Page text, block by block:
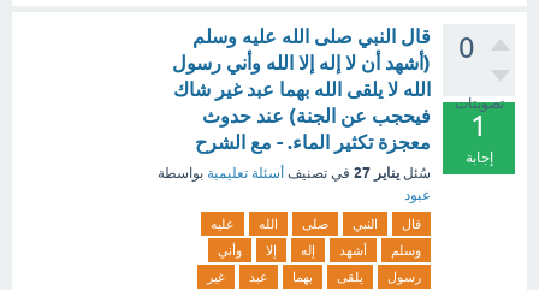
0
تصويتات
1
إجابة
قال النبي صلى الله عليه وسلم
(أشهد أن لا إله إلا الله وأني رسول
الله لا يلقى الله بهما عبد غير شاك
فيحجب عن الجنة) عند حدوث
معجزة تكثير الماء. - مع الشرح
سُئل يناير 27 في تصنيف أسئلة تعليمية بواسطة
عبود
قال النبي صلى الله
عليه
وسلم
أشهد إله إلا
وأني
رسول
يلقى بهما عبد
غير